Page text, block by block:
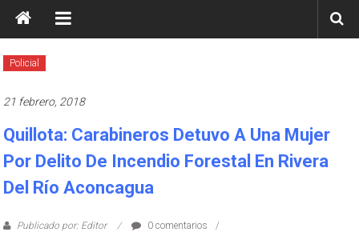
Es
Información
Policial
21 febrero, 2018
Quillota: Carabineros Detuvo A Una Mujer
Por Delito De Incendio Forestal En Rivera
Del Río Aconcagua
Publicado por: Editor
0 comentarios